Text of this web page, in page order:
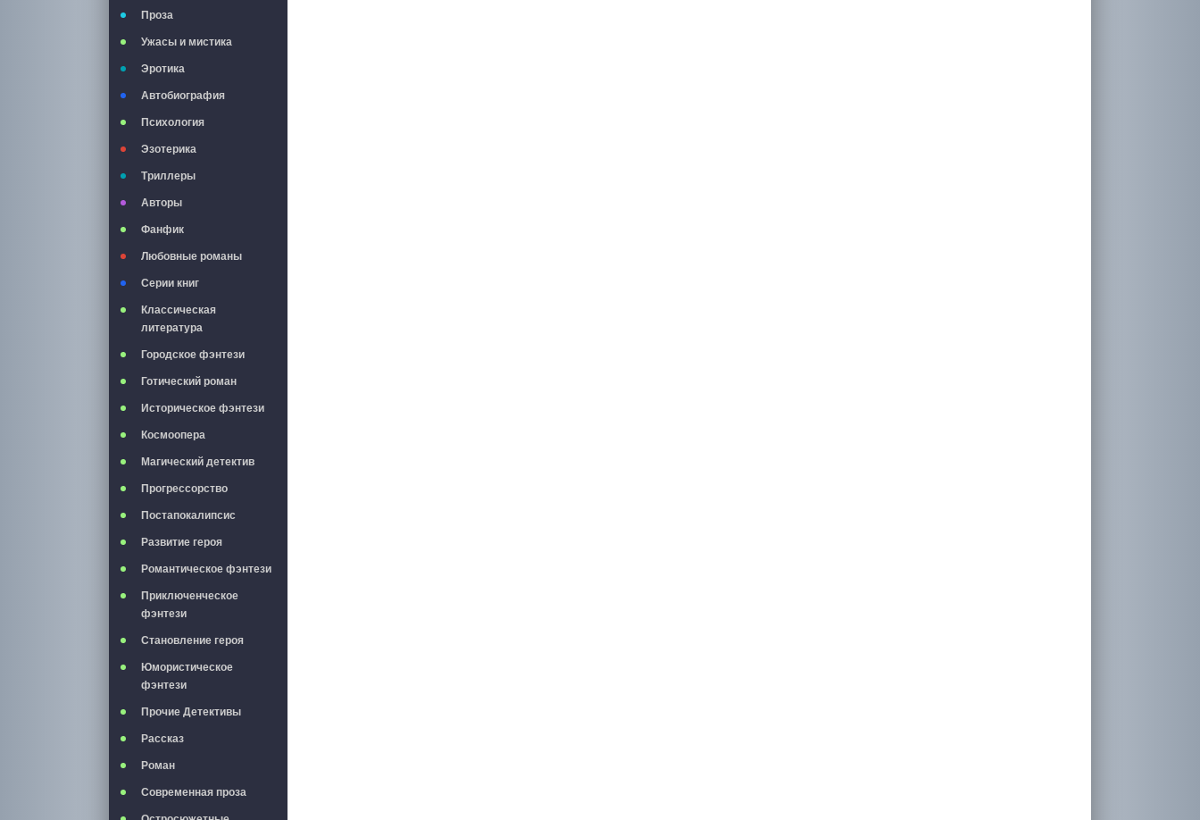
Проза
Ужасы и мистика
Эротика
Автобиография
Психология
Эзотерика
Триллеры
Авторы
Фанфик
Любовные романы
Серии книг
Классическая
литература
Городское фэнтези
Готический роман
Историческое фэнтези
Космоопера
Магический детектив
Прогрессорство
Постапокалипсис
Развитие героя
Романтическое фэнтези
Приключенческое
фэнтези
Становление героя
Юмористическое
фэнтези
Прочие Детективы
Рассказ
Роман
Современная проза